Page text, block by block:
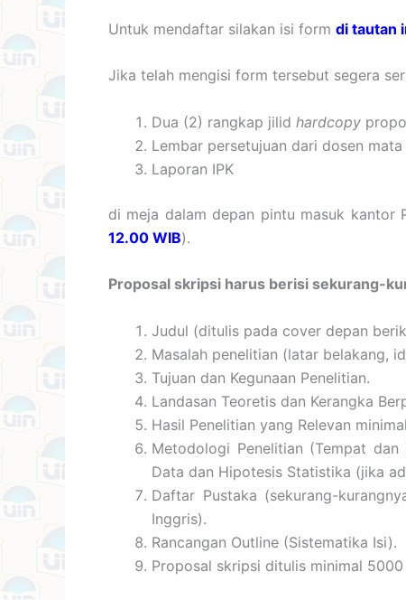
Untuk mendaftar silakan isi form di tautan
Jika telah mengisi form tersebut segera
Dua (2) rangkap jilid hardcopy
Lembar persetujuan dari dosen
Laporan IPK
di meja dalam depan pintu masuk kantor
12.00 WIB).
Proposal skripsi harus berisi sekurang-
Judul (ditulis pada cover depan
Masalah penelitian (latar belakang,
Tujuan dan Kegunaan Penelitian.
Landasan Teoretis dan Kerangka
Hasil Penelitian yang Relevan
Metodologi Penelitian (Tempat dan
Data dan Hipotesis Statistika (jika
Daftar Pustaka (sekurang-
Inggris).
Rancangan Outline (Sistematika Isi).
Proposal skripsi ditulis minimal